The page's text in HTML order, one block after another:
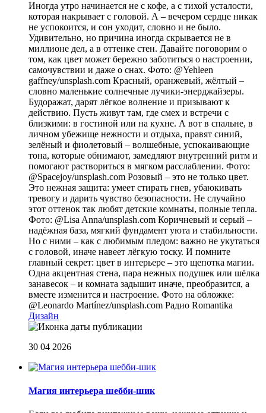
Иногда утро начинается не с кофе, а с тихой усталости,
которая накрывает с головой. А – вечером сердце никак
не успокоится, и сон уходит, словно и не было.
Удивительно, но причина иногда скрывается не в
миллионе дел, а в оттенке стен. Давайте поговорим о
том, как цвет может бережно заботиться о настроении,
самочувствии и даже о снах. Фото: @Yehleen
gaffney/unsplash.com Красный, оранжевый, жёлтый –
словно маленькие солнечные лучики-энерджайзеры.
Будоражат, дарят лёгкое волнение и призывают к
действию. Пусть живут там, где смех и встречи с
близкими: в гостиной или на кухне. А вот в спальне, в
личном убежище нежности и отдыха, правят синий,
зелёный и фиолетовый – волшебные, успокаивающие
тона, которые обнимают, замедляют внутренний ритм и
помогают раствориться в мягком расслаблении. Фото:
@Spacejoy/unsplash.com Розовый – это не только цвет.
Это нежная защита: умеет стирать гнев, убаюкивать
тревогу и дарить чувство безопасности. Не случайно
этот оттенок так любят детские комнаты, полные тепла.
Фото: @Lisa Anna/unsplash.com Коричневый и серый –
надёжная база, мягкий фундамент уюта и стабильности.
Но с ними – как с любимым пледом: важно не укутаться
с головой, иначе навеет лёгкую тоску. И помните
главный секрет: цвет в интерьере – это щепотка магии.
Одна акцентная стена, пара нежных подушек или шёлка
занавесок – и комната задышит иначе, преобразится, а
вместе изменится и настроение. Фото на обложке:
@Leonardo Martínez/unsplash.com Радио Romantika
Дизайн
30 04 2026
Магия интерьера шебби-шик